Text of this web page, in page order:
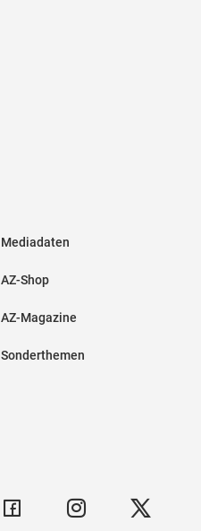
Mediadaten
AZ-Shop
AZ-Magazine
Sonderthemen